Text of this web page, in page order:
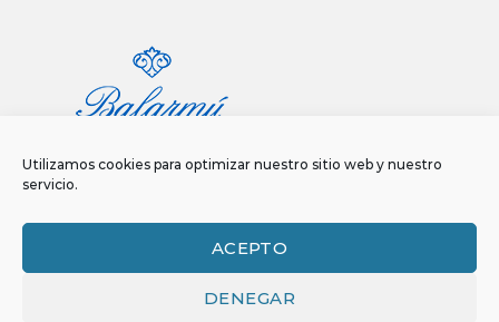
Utilizamos cookies para optimizar nuestro sitio web y nuestro
servicio.
ACEPTO
DENEGAR
Política de privacidad